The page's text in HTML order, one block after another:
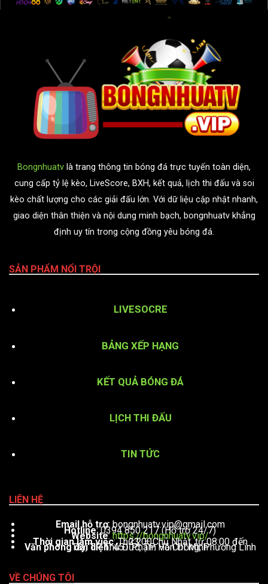
Bongnhuatv là trang thông tin bóng đá trực tuyến toàn diện,
cung cấp tỷ lệ kèo, LiveScore, BXH, kết quả, lịch thi đấu và soi
kèo chất lượng cho các giải đấu lớn. Với dữ liệu cập nhật nhanh,
giao diện thân thiện và nội dung minh bạch, bongnhuatv khẳng
định uy tín trong cộng đồng yêu bóng đá.
SẢN PHẨM NỔI TRỘI
LIVESOCRE
BẢNG XẾP HẠNG
KẾT QUẢ BÓNG ĐÁ
LỊCH THI ĐẤU
TIN TỨC
LIÊN HỆ
Email hỗ trợ:bongnhuatv.vip@gmail.com
Hotline: 0394 850 217 (Hỗ trợ 24/7)
Website:https://bongnhuatv.vip/
Thời gian làm việc : Thứ 2 – Chủ Nhật, từ 08:00 đến 23:00
Văn phòng đại diện: 451 Phạm Văn Đồng, Phường Linh Tây, TP. Thủ Đức, TP. Hồ Chí Minh
VỀ CHÚNG TÔI